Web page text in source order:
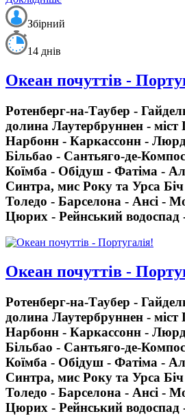
Збірний
14 днів
Океан почуттів -
Ротенберг-на-Таубер -
долина Лаутербруннен -
Нарбонн - Каркассонн -
Більбао - Сантьяго-де-
Коїмба - Обідуш - Фатіма -
Синтра, мис Року та Урса
Толедо - Барселона - Ансі -
Цюрих - Рейнський водоспад
Океан почуттів -
Ротенберг-на-Таубер -
долина Лаутербруннен -
Нарбонн - Каркассонн -
Більбао - Сантьяго-де-
Коїмба - Обідуш - Фатіма -
Синтра, мис Року та Урса
Толедо - Барселона - Ансі -
Цюрих - Рейнський водоспад